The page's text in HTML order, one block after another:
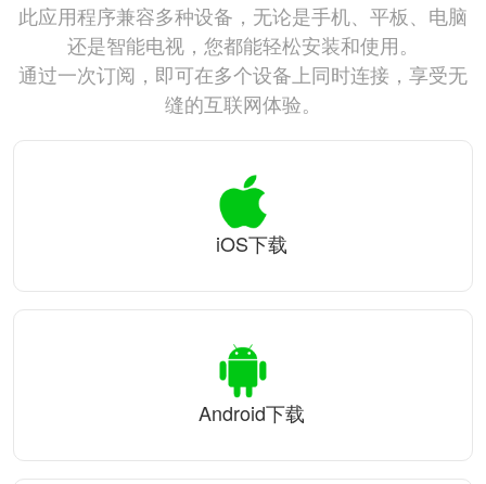
此应用程序兼容多种设备，无论是手机、平板、电脑
还是智能电视，您都能轻松安装和使用。
通过一次订阅，即可在多个设备上同时连接，享受无
缝的互联网体验。
iOS下载
Android下载